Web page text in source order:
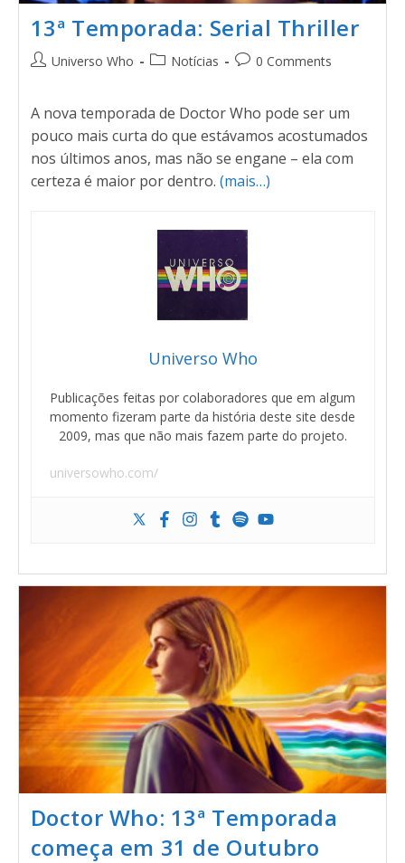
13ª Temporada: Serial Thriller
Universo Who Notícias 0 Comments
A nova temporada de Doctor Who pode ser um
pouco mais curta do que estávamos acostumados
nos últimos anos, mas não se engane – ela com
certeza é maior por dentro. (mais…)
Universo Who
Publicações feitas por colaboradores que em algum
momento fizeram parte da história deste site desde
2009, mas que não mais fazem parte do projeto.
universowho.com/
Doctor Who: 13ª Temporada
começa em 31 de Outubro